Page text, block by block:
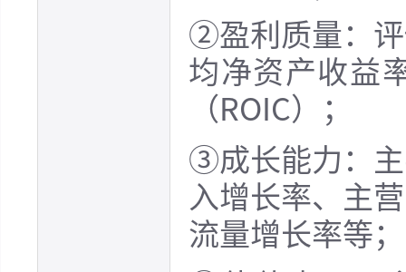
②盈利质量：评
均净资产收益
（ROIC）；
③成长能力：主
入增长率、主
流量增长率等；